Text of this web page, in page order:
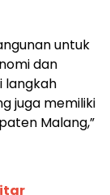
untuk
dan
langkah
juga memiliki
Malang,”